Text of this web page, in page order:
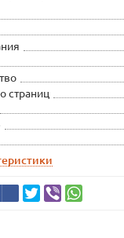
страниц